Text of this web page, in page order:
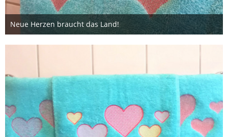
Neue Herzen braucht das Land!
3. Februar 2020